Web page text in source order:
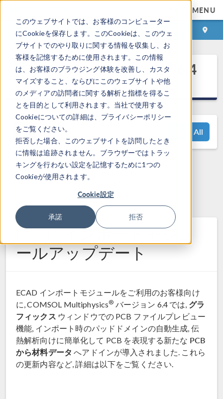
このウェブサイトでは、お客様のコンピューター
にCookieを保存します。このCookieは、このウェ
ブサイトでのやり取りに関する情報を収集し、お
客様を記憶するために使用されます。この情報
は、お客様のブラウジング体験を改善し、カスタ
マイズすること、ならびにこのウェブサイトや他
のメディアの訪問者に関する解析と指標を得るこ
とを目的として利用されます。当社で使用する
Cookieについての詳細は、プライバシーポリシー
をご覧ください。
拒否した場合、このウェブサイトを訪問したとき
に情報は追跡されません。ブラウザーではトラッ
キングを行わない設定を記憶するために1つの
Cookieが使用されます。
Cookie設定
承諾 拒否
MENU
ログイン お問い合わせ
COMSOL Multiphysics® 6.4
リリースハイライト
View All
ご質問はこちらまで:
support@comsol.com
ECAD インポートモジュ
ールアップデート
ECAD インポートモジュールをご利用のお客様向け
に, COMSOL Multiphysics® バージョン 6.4 では, グラ
フィックス ウィンドウでの PCB ファイルプレビュー
機能, インポート時のパッドドメインの自動生成, 伝
熱解析向けに簡単化して PCB を表現する新たな PCB
から材料データ へアドインが導入されました. これら
の更新内容など, 詳細は以下をご覧ください.